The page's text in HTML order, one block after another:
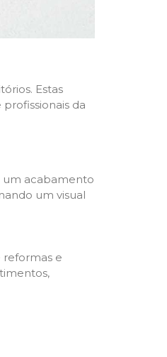
Estas
da
um acabamento
um visual
reformas e